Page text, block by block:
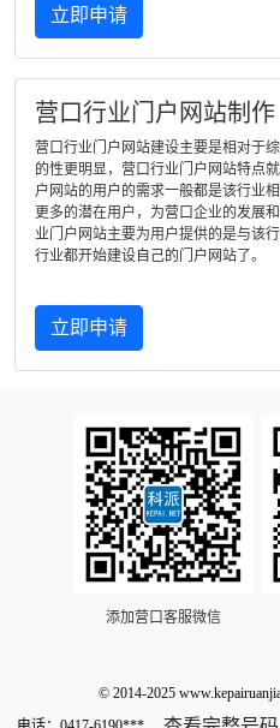
立即申请
营口行业门户网站制作
营口行业门户网站建设主要是相对于
的性更明显，营口行业门户网站特点
户网站的用户的需求一般都是该行业
更多的潜在用户，为营口企业的发展
业门户网站主要为用户提供的是与该
行业都开始建设自己的门户网站了。
立即申请
添加营口客服微信
© 2014-2025